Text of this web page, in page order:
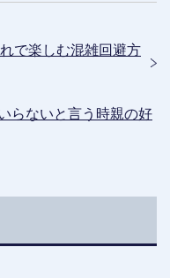
で楽しむ混雑回避方
らないと言う時親の好